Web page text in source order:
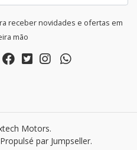
receber novidades e ofertas em
mão
Motors.
Propulsé par Jumpseller.